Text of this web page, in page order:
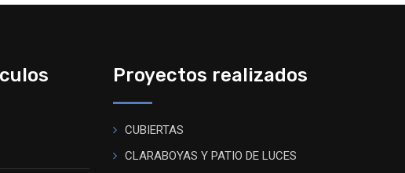
Proyectos realizados
CUBIERTAS
CLARABOYAS Y PATIO DE LUCES